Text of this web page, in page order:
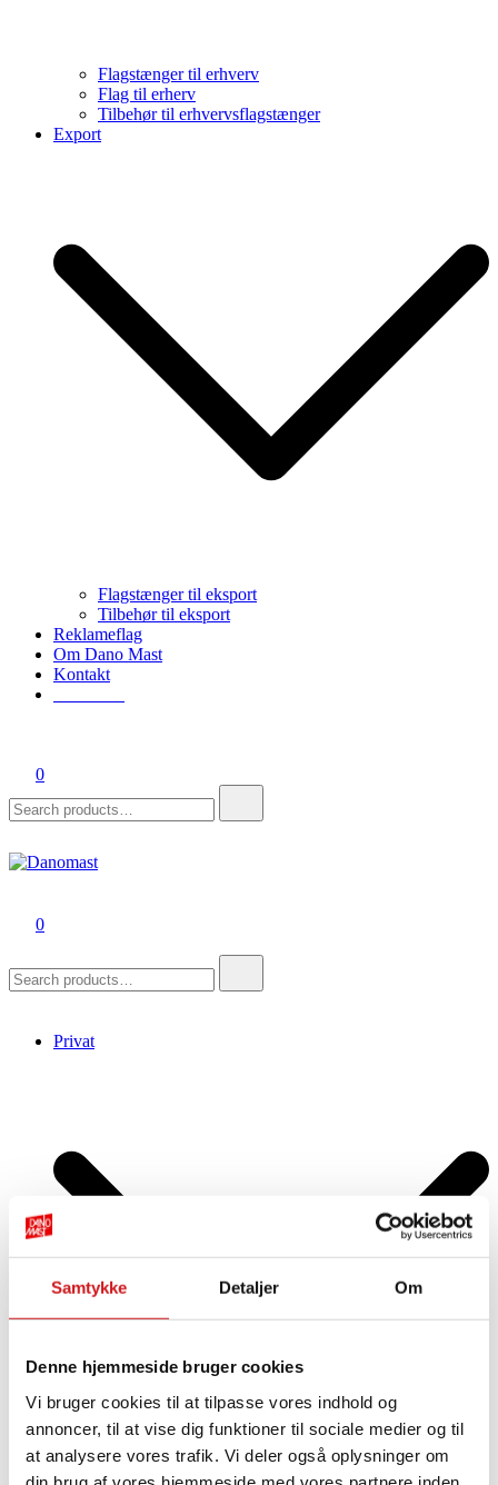
Samtykke Detaljer Om
Denne hjemmeside bruger cookies
Vi bruger cookies til at tilpasse vores indhold og
annoncer, til at vise dig funktioner til sociale medier og til
at analysere vores trafik. Vi deler også oplysninger om
Flagstænger til erhverv
Flag til erherv
Tilbehør til erhvervsflagstænger
Export
Flagstænger til eksport
Tilbehør til eksport
Reklameflag
Om Dano Mast
Kontakt
0
for:
0
for:
Privat